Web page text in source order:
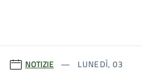
NOTIZIE
LUNEDÌ, 03